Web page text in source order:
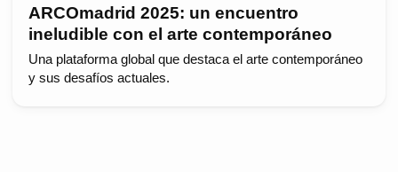
ARCOmadrid 2025: un encuentro
ineludible con el arte contemporáneo
Una plataforma global que destaca el arte contemporáneo
y sus desafíos actuales.